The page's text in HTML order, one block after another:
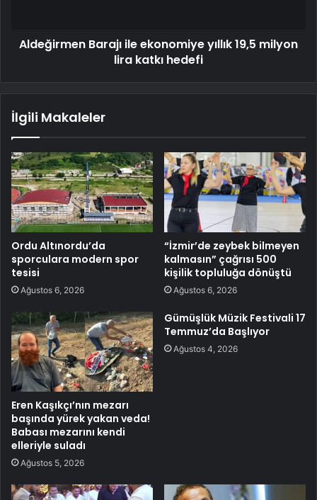
Aldeğirmen Barajı ile ekonomiye yıllık 19,5 milyon
lira katkı hedefi
İlgili Makaleler
Ordu Altınordu’da
sporculara modern spor
tesisi
Ağustos 6, 2026
“İzmir’de zeybek bilmeyen
kalmasın” çağrısı 500
kişilik topluluğa dönüştü
Ağustos 6, 2026
Eren Kaşıkçı’nın mezarı
başında yürek yakan veda!
Babası mezarını kendi
elleriyle suladı
Ağustos 5, 2026
Gümüşlük Müzik Festivali 17
Temmuz’da Başlıyor
Ağustos 4, 2026